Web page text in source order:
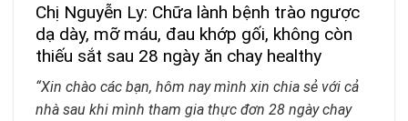
Chị Nguyễn Ly: Chữa lành bệnh trào ngược
dạ dày, mỡ máu, đau khớp gối, không còn
thiếu sắt sau 28 ngày ăn chay healthy
“Xin chào các bạn, hôm nay mình xin chia sẻ với cả
nhà sau khi mình tham gia thực đơn 28 ngày chay